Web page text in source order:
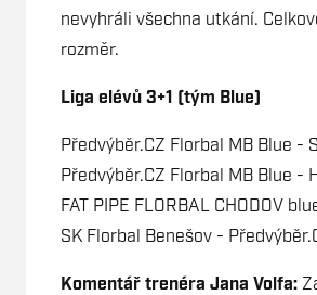
nevyhráli všechna utkání.
rozměr.
Liga elévů 3+1 (tým Blue)
Předvýběr.CZ Florbal MB Blue -
Předvýběr.CZ Florbal MB Blue -
FAT PIPE FLORBAL CHODOV
SK Florbal Benešov -
Komentář trenéra Jana Volfa: